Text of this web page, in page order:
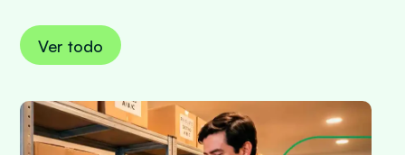
Ver todo